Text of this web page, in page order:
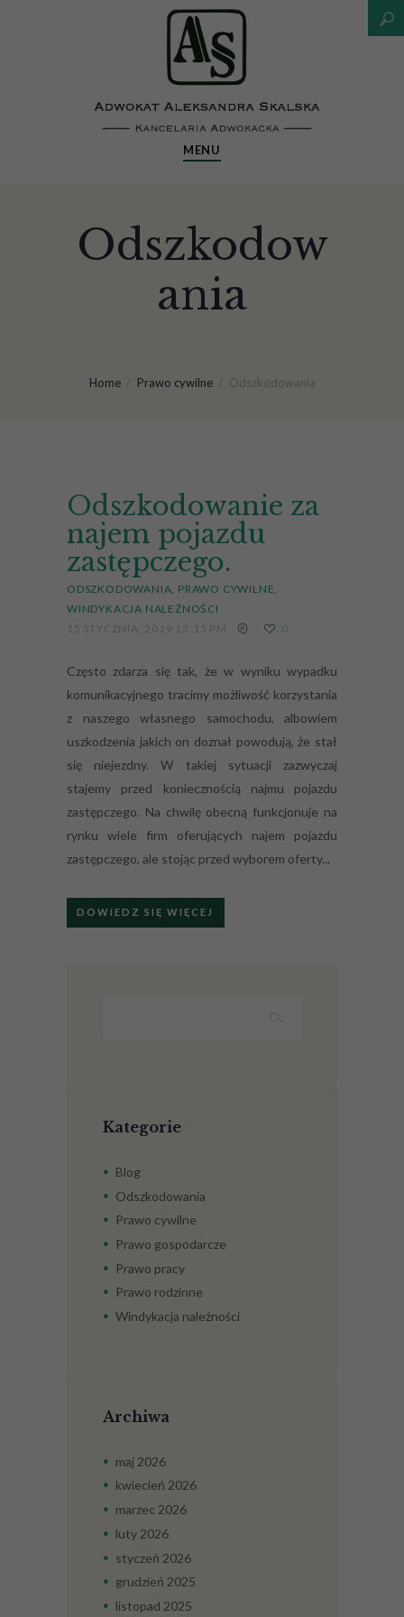
MENU
Odszkodow
ania
Home Prawo cywilne Odszkodowania
Odszkodowanie za
najem pojazdu
zastępczego.
ODSZKODOWANIA PRAWO CYWILNE
WINDYKACJA NALEŻNOŚCI
15 STYCZNIA, 2019 13:15 PM
0
Często zdarza się tak, że w wyniku wypadku
komunikacyjnego tracimy możliwość korzystania
z naszego własnego samochodu, albowiem
uszkodzenia jakich on doznał powodują, że stał
się niejezdny. W takiej sytuacji zazwyczaj
stajemy przed koniecznością najmu pojazdu
zastępczego. Na chwilę obecną funkcjonuje na
rynku wiele firm oferujących najem pojazdu
zastępczego, ale stojąc przed wyborem oferty...
DOWIEDZ SIĘ WIĘCEJ
Kategorie
Blog
Odszkodowania
Prawo cywilne
Prawo gospodarcze
Prawo pracy
Prawo rodzinne
Windykacja należności
Archiwa
maj 2026
kwiecień 2026
marzec 2026
luty 2026
styczeń 2026
grudzień 2025
listopad 2025